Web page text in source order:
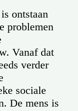
ontstaan
problemen
Vanaf dat
verder
sociale
De mens is